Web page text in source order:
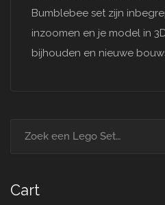
Bumblebee set zijn
inzoomen en je model in
bijhouden en nieuwe
Cart